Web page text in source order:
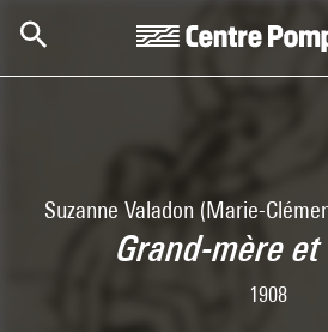
Suzanne Valadon (Marie-
Grand-mère
1908